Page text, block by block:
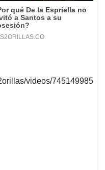
videos/745149985